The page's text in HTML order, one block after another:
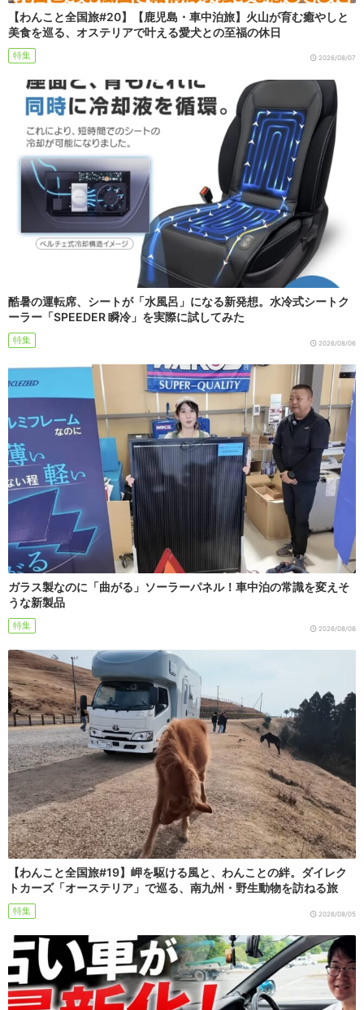
【わんこと全国旅#20】【鹿児島・車中泊旅】火山が育む癒やしと
美食を巡る、オステリアで叶える愛犬との至福の休日
特集 2026/08/07
酷暑の運転席、シートが「水風呂」になる新発想。水冷式シートク
ーラー「SPEEDER 瞬冷」を実際に試してみた
特集 2026/08/06
ガラス製なのに「曲がる」ソーラーパネル！車中泊の常識を変えそ
うな新製品
特集 2026/08/06
【わんこと全国旅#19】岬を駆ける風と、わんことの絆。ダイレク
トカーズ「オーステリア」で巡る、南九州・野生動物を訪ねる旅
特集 2026/08/05